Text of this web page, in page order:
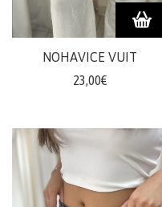
NOHAVICE VUIT
23,00€